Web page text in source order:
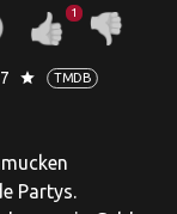
1
star TMDB
Partys.